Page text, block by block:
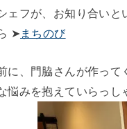
ェフが、お知り合い
➤ まちのび
に、門脇さんが作って
悩みを抱えていらっ